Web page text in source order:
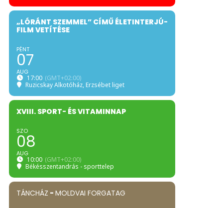
„LÓRÁNT SZEMMEL” CÍMŰ ÉLETINTERJÚ-
FILM VETÍTÉSE
PÉNT
07
AUG
17:00 (GMT+02:00)
Ruzicskay Alkotóház, Erzsébet liget
XVIII. SPORT- ÉS VITAMINNAP
SZO
08
AUG
10:00 (GMT+02:00)
Békésszentandrás - sporttelep
TÁNCHÁZ - MOLDVAI FORGATAG